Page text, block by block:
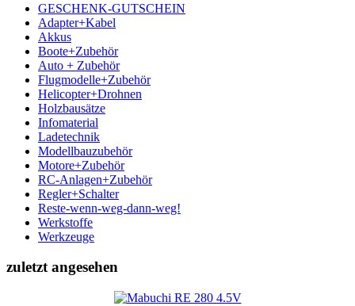
GESCHENK-GUTSCHEIN
Adapter+Kabel
Akkus
Boote+Zubehör
Auto + Zubehör
Flugmodelle+Zubehör
Helicopter+Drohnen
Holzbausätze
Infomaterial
Ladetechnik
Modellbauzubehör
Motore+Zubehör
RC-Anlagen+Zubehör
Regler+Schalter
Reste-wenn-weg-dann-weg!
Werkstoffe
Werkzeuge
zuletzt angesehen